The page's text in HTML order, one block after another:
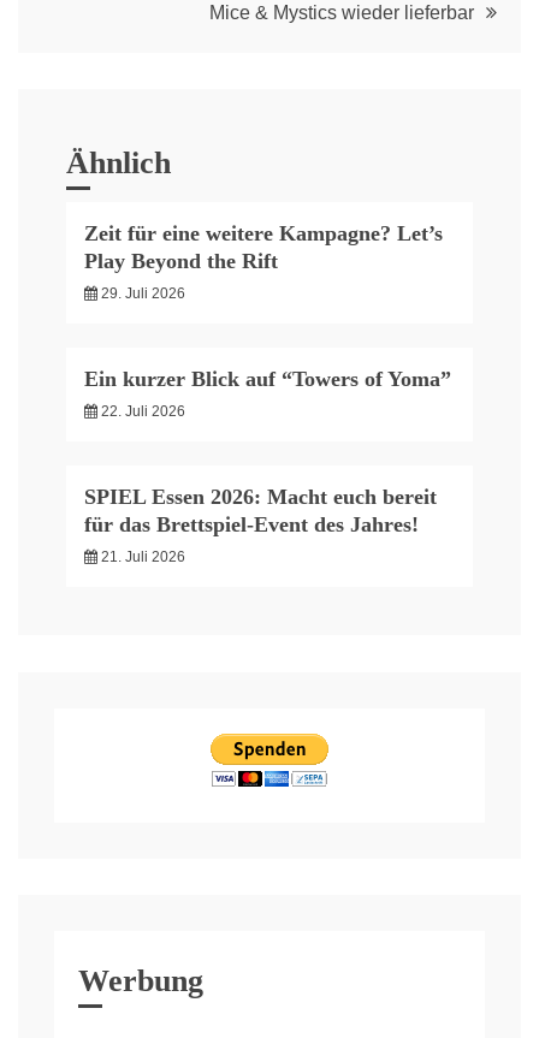
Mice & Mystics wieder lieferbar
Ähnlich
Zeit für eine weitere Kampagne? Let’s
Play Beyond the Rift
29. Juli 2026
Ein kurzer Blick auf “Towers of Yoma”
22. Juli 2026
SPIEL Essen 2026: Macht euch bereit
für das Brettspiel-Event des Jahres!
21. Juli 2026
Werbung